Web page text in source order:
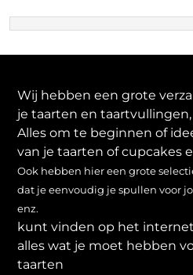
Wij hebben een grote
je taarten en taartvullingen,
Alles om te beginnen of
van je taarten of cupcakes
Ook hebben hier een grote
dat je eenvoudig je spullen voor
enz.
kunt vinden op het
alles wat je moet hebben
taarten